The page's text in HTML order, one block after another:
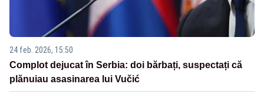
24 feb. 2026, 15:50
Complot dejucat în Serbia: doi bărbați, suspectați că
plănuiau asasinarea lui Vučić